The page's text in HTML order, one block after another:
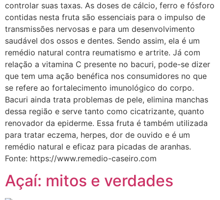
controlar suas taxas. As doses de cálcio, ferro e fósforo
contidas nesta fruta são essenciais para o impulso de
transmissões nervosas e para um desenvolvimento
saudável dos ossos e dentes. Sendo assim, ela é um
remédio natural contra reumatismo e artrite. Já com
relação a vitamina C presente no bacuri, pode-se dizer
que tem uma ação benéfica nos consumidores no que
se refere ao fortalecimento imunológico do corpo.
Bacuri ainda trata problemas de pele, elimina manchas
dessa região e serve tanto como cicatrizante, quanto
renovador da epiderme. Essa fruta é também utilizada
para tratar eczema, herpes, dor de ouvido e é um
remédio natural e eficaz para picadas de aranhas.
Fonte: https://www.remedio-caseiro.com
Açaí: mitos e verdades